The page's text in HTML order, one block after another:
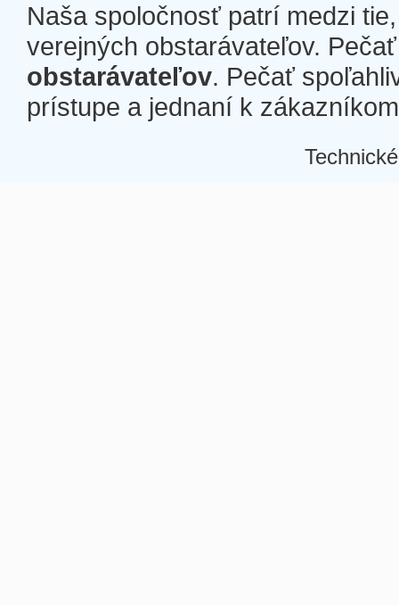
Naša spoločnosť patrí medzi
verejných obstarávateľov.
obstarávateľov. Pečať
prístupe a jednaní k